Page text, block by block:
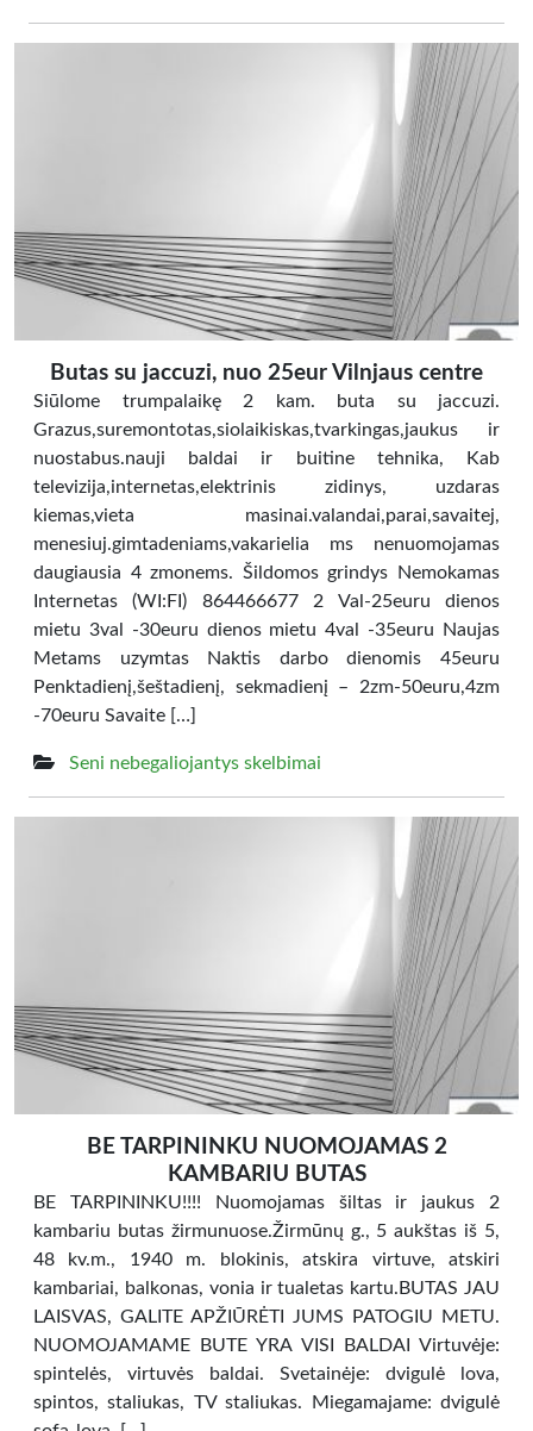
Butas su jaccuzi, nuo 25eur Vilnjaus centre
Siūlome trumpalaikę 2 kam. buta su jaccuzi.
Grazus,suremontotas,siolaikiskas,tvarkingas,jaukus ir
nuostabus.nauji baldai ir buitine tehnika, Kab
televizija,internetas,elektrinis zidinys, uzdaras
kiemas,vieta masinai.valandai,parai,savaitej,
menesiuj.gimtadeniams,vakarielia ms nenuomojamas
daugiausia 4 zmonems. Šildomos grindys Nemokamas
Internetas (WI:FI) 864466677 2 Val-25euru dienos
mietu 3val -30euru dienos mietu 4val -35euru Naujas
Metams uzymtas Naktis darbo dienomis 45euru
Penktadienį,šeštadienį, sekmadienį – 2zm-50euru,4zm
-70euru Savaite […]
Seni nebegaliojantys skelbimai
BE TARPININKU NUOMOJAMAS 2
KAMBARIU BUTAS
BE TARPININKU!!!! Nuomojamas šiltas ir jaukus 2
kambariu butas žirmunuose.Žirmūnų g., 5 aukštas iš 5,
48 kv.m., 1940 m. blokinis, atskira virtuve, atskiri
kambariai, balkonas, vonia ir tualetas kartu.BUTAS JAU
LAISVAS, GALITE APŽIŪRĖTI JUMS PATOGIU METU.
NUOMOJAMAME BUTE YRA VISI BALDAI Virtuvėje:
spintelės, virtuvės baldai. Svetainėje: dvigulė lova,
spintos, staliukas, TV staliukas. Miegamajame: dvigulė